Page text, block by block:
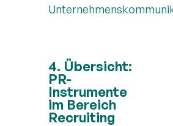
4. Übersicht:
PR-
Instrumente
im Bereich
Recruiting